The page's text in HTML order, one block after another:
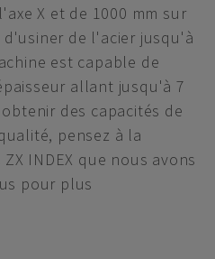
X et de 1000 mm sur
d'usiner de l'acier jusqu'à
est capable de
allant jusqu'à 7
des capacités de
pensez à la
INDEX que nous avons
pour plus